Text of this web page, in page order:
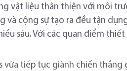
vật liệu thân thiện với môi
và cộng sự tạo ra đều tận
sâu. Với các quan điểm
vừa tiếp tục giành chiến